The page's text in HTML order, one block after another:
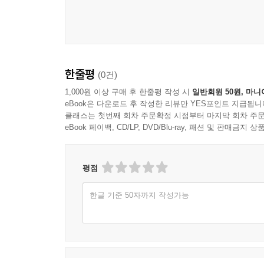
Ⅲ. 일제강점기 국악 관련 학술 연구 양상
Ⅳ. 일제강점기 국악 연구자의 양상
Ⅴ. 맺음말
Ⅱ. 안확의 생애와 역사관 및 평가
한줄평 (0건)
1,000원 이상 구매 후 한줄평 작성 시 일반회원 50원, 마니
eBook은 다운로드 후 작성한 리뷰만 YES포인트 지급됩니
클래스는 첫번째 회차 주문확정 시점부터 마지막 회차 주
eBook 페이백, CD/LP, DVD/Blu-ray, 패션 및 판매금지 상
평점
한글 기준 50자까지 작성가능